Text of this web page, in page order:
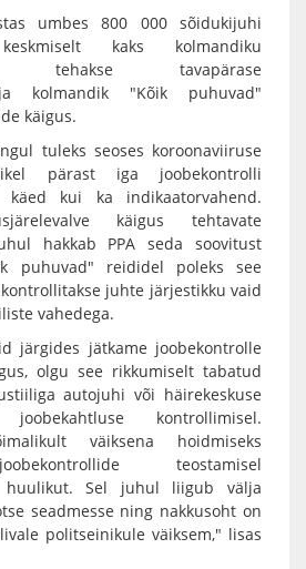
umbes 800 000 sõidukijuhi
kaks kolmandiku
tehakse tavapärase
kolmandik "Kõik puhuvad"
käigus.
tuleks seoses koroonaviiruse
pärast iga joobekontrolli
käed kui ka indikaatorvahend.
käigus tehtavate
hakkab PPA seda soovitust
puhuvad" reididel poleks see
juhte järjestikku vaid
vahedega.
järgides jätkame joobekontrolle
olgu see rikkumiselt tabatud
autojuhi või häirekeskuse
kontrollimisel.
väiksena hoidmiseks
teostamisel
huulikut. Sel juhul liigub välja
seadmesse ning nakkusoht on
politseinikule väiksem," lisas